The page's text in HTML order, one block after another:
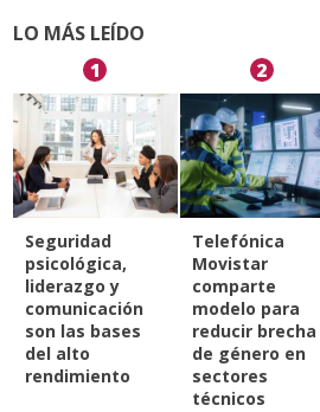
LO MÁS LEÍDO
1
Seguridad
psicológica,
liderazgo y
comunicación
son las bases
del alto
rendimiento
2
Telefónica
Movistar
comparte
modelo para
reducir brecha
de género en
sectores
técnicos